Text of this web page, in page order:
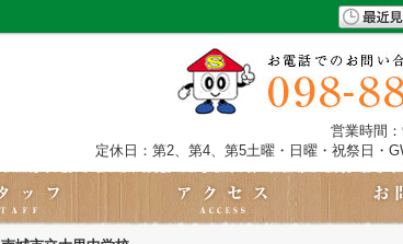
営業時間
定休日：第2、第4、第5土曜・日曜・祝祭日・